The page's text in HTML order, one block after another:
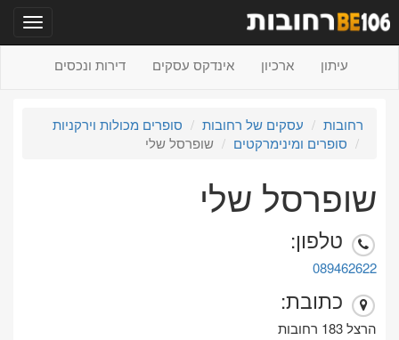
עיתון ארכיון אינדקס עסקים דירות ונכסים
רחובות עסקים של רחובות
סופרים מכולות וירקניות
סופרים ומינימרקטים
שופרסל שלי
שופרסל שלי
טלפון:
089462622
כתובת:
הרצל 183 רחובות